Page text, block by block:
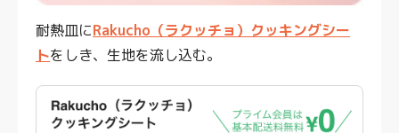
耐熱皿にRakucho（ラクッチョ）クッキングシー
トをしき、生地を流し込む。